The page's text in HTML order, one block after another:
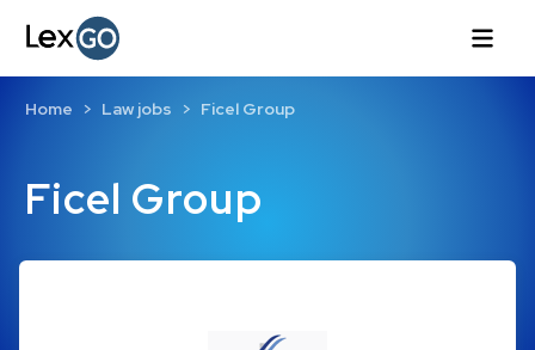
Ficel Group
Home Law jobs Ficel Group